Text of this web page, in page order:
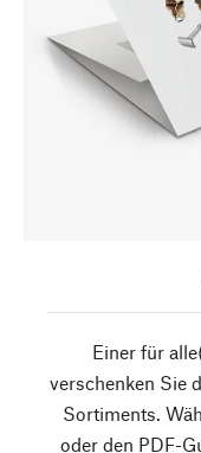
Einer für
verschenken Sie
Sortiments.
oder den PDF-